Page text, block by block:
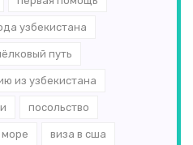
узбекистана
путь
из узбекистана
посольство
море виза в сша